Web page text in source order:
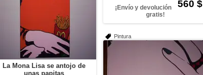
560 $
¡Envío y devolución
gratis!
La Mona Lisa se antojo de
unas papitas
Pintura